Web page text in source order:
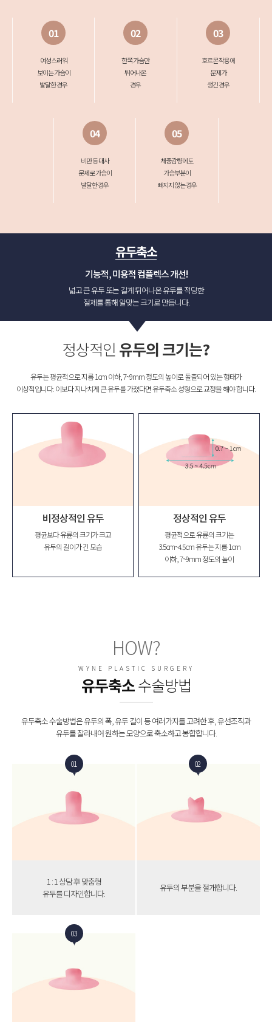
01
여성스러워
보이는 가슴이
발달한 경우
02
한쪽 가슴만
튀어나온
경우
03
호르몬 작용에
문제가
생긴 경우
04
비만 등 대사
문제로 가슴이
발달한 경우
05
체중감량에도
가슴부분이
빠지지 않는 경우
유두축소
기능적, 미용적 컴플렉스 개선!
넓고 큰 유두 또는 길게 튀어나온 유두를 적당한
절제를 통해 알맞는 크기로 만듭니다.
정상적인 유두의 크기는?
유두는 평균적으로 지름 1cm 이하, 7~9mm 정도의 높이로 돌출되어 있는 형태가
이상적입니다. 이보다 지나치게 큰 유두를 가졌다면 유두축소 성형으로 교정을 해야 합니다.
비정상적인 유두
평균보다 유륜의 크기가 크고
유두의 길이가 긴 모습
정상적인 유두
평균적으로 유륜의 크기는
3.5cm~4.5cm 유두는 지름 1cm
이하, 7~9mm 정도의 높이
HOW?
WYNE PLASTIC SURGERY
유두축소수술방법
유두축소 수술방법은 유두의 폭, 유두 길이 등 여러가지를 고려한 후, 유선조직과
유두를 잘라내어 원하는 모양으로 축소하고 봉합합니다.
01
1 : 1 상담 후 맞춤형
유두를 디자인합니다.
02
유두의 부분을 절개합니다.
03